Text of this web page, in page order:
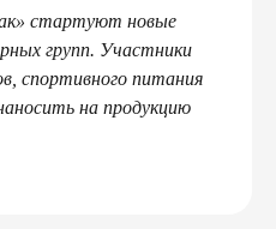
стартуют новые
групп. Участники
спортивного питания
на продукцию